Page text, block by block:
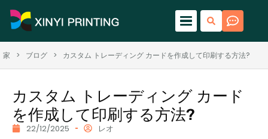
家 > ブログ > カスタム トレーディング カードを作成して印刷する方法?
カスタム トレーディング カード
を作成して印刷する方法?
22/12/2025 レオ